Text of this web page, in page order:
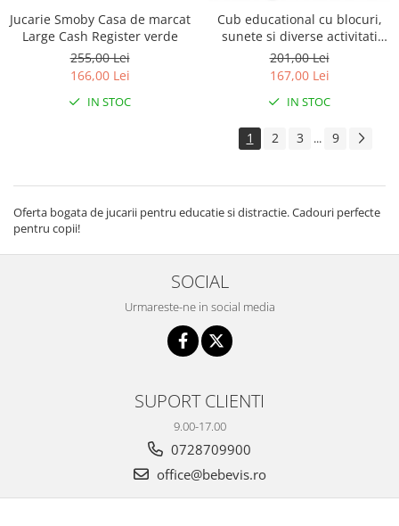
Jucarie Smoby Casa de marcat
Large Cash Register verde
255,00 Lei
166,00 Lei
IN STOC
Cub educational cu blocuri,
sunete si diverse activitati
Ricokids RK-747
201,00 Lei
167,00 Lei
IN STOC
1 2 3 ... 9
Oferta bogata de jucarii pentru educatie si distractie. Cadouri perfecte
pentru copii!
SOCIAL
Urmareste-ne in social media
SUPORT CLIENTI
9.00-17.00
0728709900
office@bebevis.ro